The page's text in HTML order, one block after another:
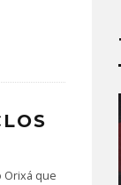
Orixá que